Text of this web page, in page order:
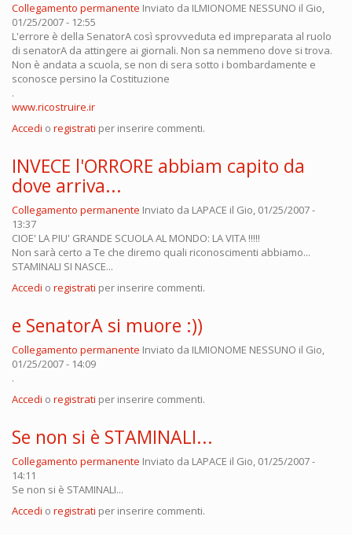
Collegamento permanente Inviato da ILMIONOME NESSUNO il Gio,
01/25/2007 - 12:55
L'errore è della SenatorA così sprovveduta ed impreparata al ruolo
di senatorA da attingere ai giornali. Non sa nemmeno dove si trova.
Non è andata a scuola, se non di sera sotto i bombardamente e
sconosce persino la Costituzione
.
www.ricostruire.ir
Accedi o registrati per inserire commenti.
INVECE l'ORRORE abbiam capito da
dove arriva...
Collegamento permanente Inviato da LAPACE il Gio, 01/25/2007 -
13:37
CIOE' LA PIU' GRANDE SCUOLA AL MONDO: LA VITA !!!!!
Non sarà certo a Te che diremo quali riconoscimenti abbiamo...
STAMINALI SI NASCE...
Accedi o registrati per inserire commenti.
e SenatorA si muore :))
Collegamento permanente Inviato da ILMIONOME NESSUNO il Gio,
01/25/2007 - 14:09
.
Accedi o registrati per inserire commenti.
Se non si è STAMINALI...
Collegamento permanente Inviato da LAPACE il Gio, 01/25/2007 -
14:11
Se non si è STAMINALI...
Accedi o registrati per inserire commenti.